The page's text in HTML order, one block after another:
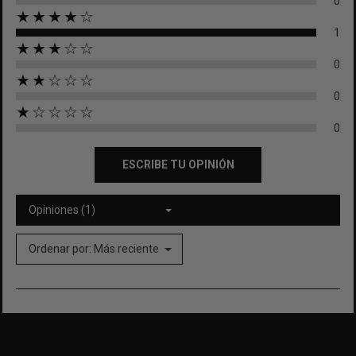
★★★★☆
1
★★★☆☆
0
★★☆☆☆
0
★☆☆☆☆
0
ESCRIBE TU OPINIÓN
Opiniones (1)
Ordenar por: Más reciente